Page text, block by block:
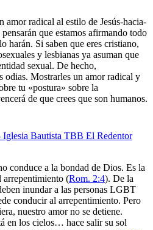
amor radical al estilo de Jesús-hacia-
que estamos afirmando todo
harán. Si saben que eres cristiano,
y lesbianas ya asuman que
sexual. De hecho,
odias. Mostrarles un amor radical y
tu «postura» sobre la
de que crees que son humanos.
conduce a la bondad de Dios. Es la
arrepentimiento (Rom. 2:4). De la
inundar a las personas LGBT
conducir al arrepentimiento. Pero
nuestro amor no se detiene.
en los cielos… hace salir su sol